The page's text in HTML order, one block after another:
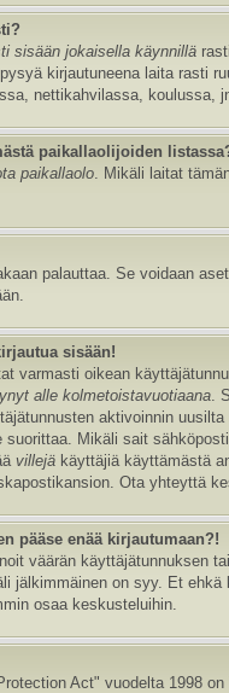
sisään jokaisella käynnillä
kirjautuneena laita rasti
nettikahvilassa, koulussa,
paikallaolijoiden
paikallaolo. Mikäli laitat
palauttaa. Se voidaan
sisään!
varmasti oikean
alle kolmetoistavuotiaana.
aktivoinnin
Mikäli sait
villejä käyttäjiä käyttämästä
Ota yhteyttä
pääse enää kirjautumaan?!
väärän käyttäjätunnuksen
jälkimmäinen on syy. Et
osaa keskusteluihin.
Act" vuodelta 1998